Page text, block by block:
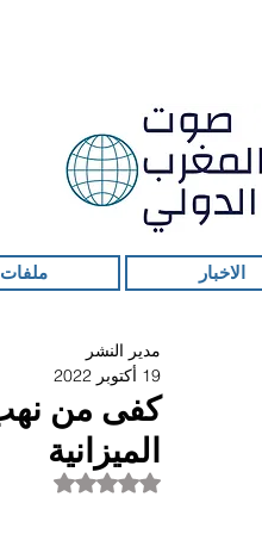
الاخبار
كفى من
الميزانية
مدير النشر
19 أكتوبر 2022
تم التقييم بـ